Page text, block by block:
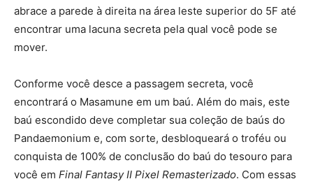
abrace a parede à direita na área leste superior do 5F até
encontrar uma lacuna secreta pela qual você pode se
mover.
Conforme você desce a passagem secreta, você
encontrará o Masamune em um baú. Além do mais, este
baú escondido deve completar sua coleção de baús do
Pandaemonium e, com sorte, desbloqueará o troféu ou
conquista de 100% de conclusão do baú do tesouro para
você em Final Fantasy II Pixel Remasterizado. Com essas